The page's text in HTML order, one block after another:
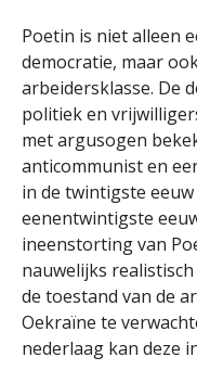
Poetin is niet alleen
democratie, maar
arbeidersklasse. De
politiek en
met argusogen
anticommunist en
in de twintigste
eenentwintigste
ineenstorting van
nauwelijks
de toestand van de
Oekraïne te
nederlaag kan deze